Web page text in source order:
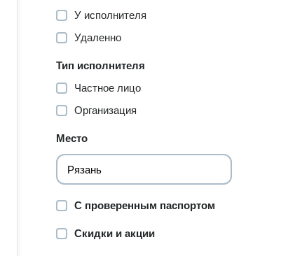
У исполнителя
Удаленно
Тип исполнителя
Частное лицо
Организация
Место
С проверенным паспортом
Скидки и акции